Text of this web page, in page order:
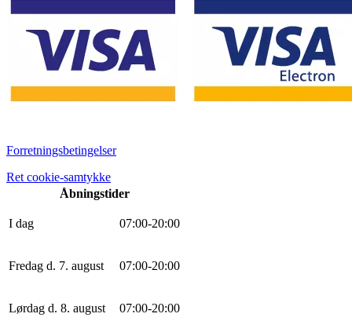
Forretningsbetingelser
Ret cookie-samtykke
Åbningstider
I dag 07:00-20:00
Fredag d. 7. august 07:00-20:00
Lørdag d. 8. august 07:00-20:00